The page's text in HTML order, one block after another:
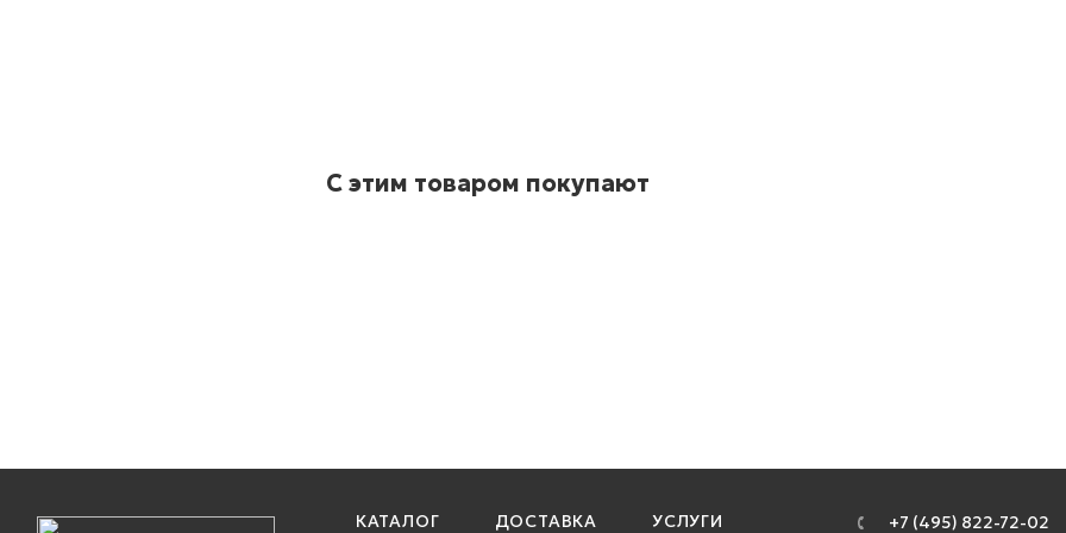
С этим товаром покупают
КАТАЛОГ ДОСТАВКА УСЛУГИ +7 (495) 822-72-02